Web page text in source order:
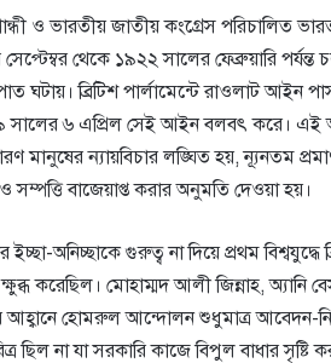
ও ভারতীয় জাতীয় কংগ্রেস পরিচালিত
থেকে ১৯২২ সালের ফেব্রুয়ারি
ঘটায়। ব্রিটিশ পার্লামেন্টে রাওলাট আইন
সালের ৬ এপ্রিল সেই আইন বলবৎ করে।
মানুষের ন্যায়বিচার লঙ্ঘিত হয়, ন্যূনতম
বাজেয়াপ্ত করার অনুমতি দেওয়া হয়।
অনিচ্ছাকে গুরুত্ব না দিয়ে প্রথম
করেছিল। মোহাম্মদ আলী জিন্নাহ,
আহ্বানে হোমরুল আন্দোলন শুধুমাত্র আবেদন-
ছিল না যা সরকারি কাজে বিপুল বাধার সৃষ্টি